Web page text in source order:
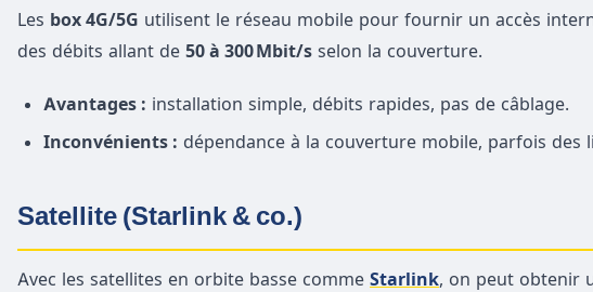
Les box 4G/5G utilisent le réseau mobile pour fournir un accès
des débits allant de 50 à 300 Mbit/s selon la couverture.
Avantages : installation simple, débits rapides, pas de câblage.
Inconvénients : dépendance à la couverture mobile, parfois des
Satellite (Starlink & co.)
Avec les satellites en orbite basse comme Starlink, on peut obtenir